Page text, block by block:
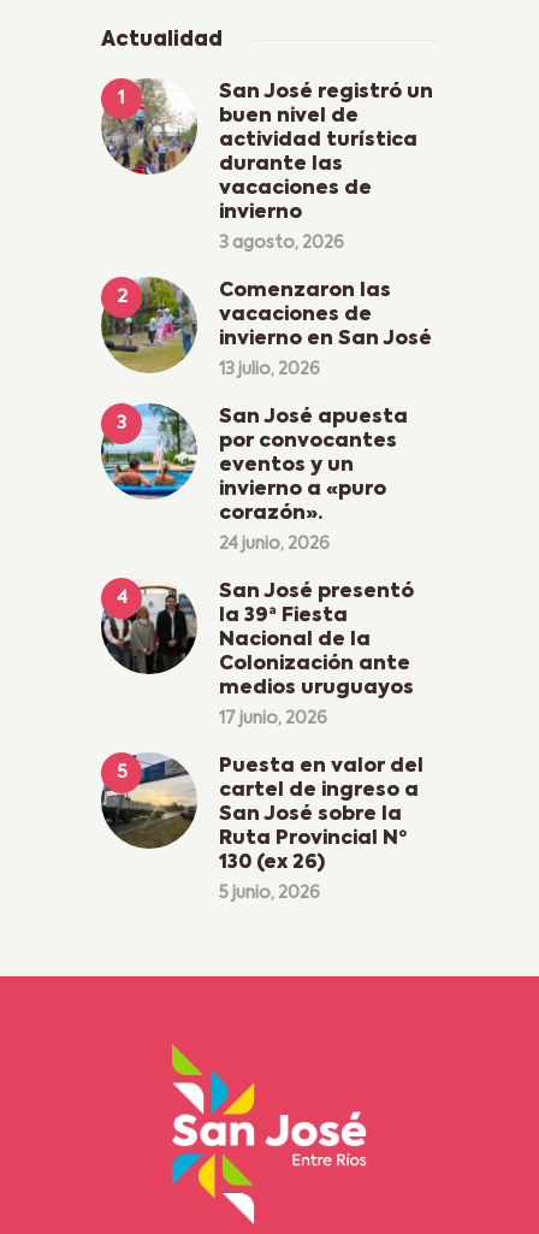
Actualidad
San José registró un
buen nivel de
actividad turística
durante las
vacaciones de
invierno
3 agosto, 2026
Comenzaron las
vacaciones de
invierno en San José
13 julio, 2026
San José apuesta
por convocantes
eventos y un
invierno a «puro
corazón».
24 junio, 2026
San José presentó
la 39ª Fiesta
Nacional de la
Colonización ante
medios uruguayos
17 junio, 2026
Puesta en valor del
cartel de ingreso a
San José sobre la
Ruta Provincial Nº
130 (ex 26)
5 junio, 2026